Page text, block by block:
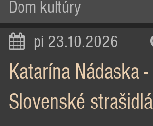
Dom kultúry
pi 23.10.2026
Katarína Nádaska -
Slovenské strašidlá